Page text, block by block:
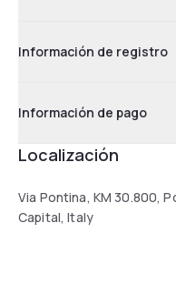
Información de registro
Información de pago
Localización
Via Pontina, KM 30.800,
Capital, Italy